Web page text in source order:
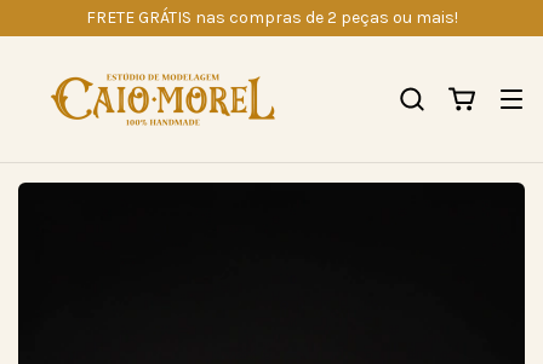
FRETE GRÁTIS nas compras de 2 peças ou mais!